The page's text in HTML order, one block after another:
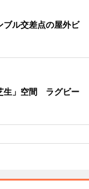
ブル交差点の屋外ビ
生」空間 ラグビー